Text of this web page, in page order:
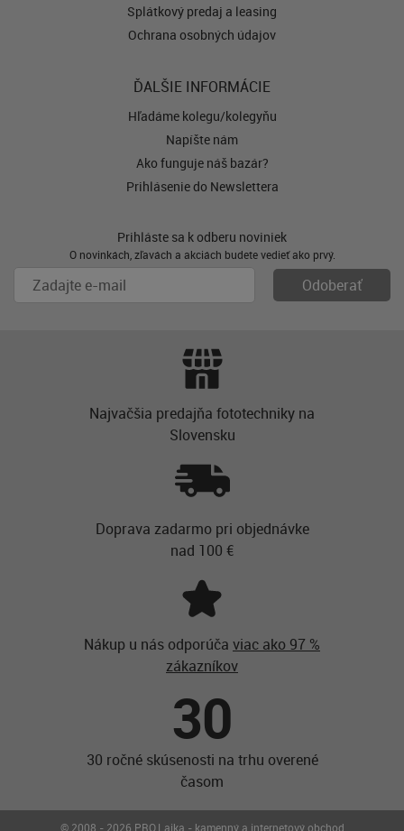
Splátkový predaj a leasing
Ochrana osobných údajov
ĎALŠIE INFORMÁCIE
Hľadáme kolegu/kolegyňu
Napíšte nám
Ako funguje náš bazár?
Prihlásenie do Newslettera
Prihláste sa k odberu noviniek
O novinkách, zľavách a akciách budete vedieť ako prvý.
Najvačšia predajňa fototechniky na
Slovensku
Doprava zadarmo pri objednávke
nad 100 €
Nákup u nás odporúča viac ako 97 %
zákazníkov
30
30 ročné skúsenosti na trhu overené
časom
© 2008 - 2026 PRO.Laika - kamenný a internetový obchod